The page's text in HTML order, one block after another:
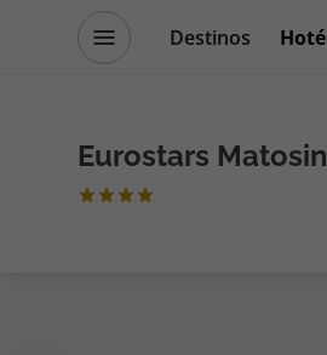
Destinos
Eurostars